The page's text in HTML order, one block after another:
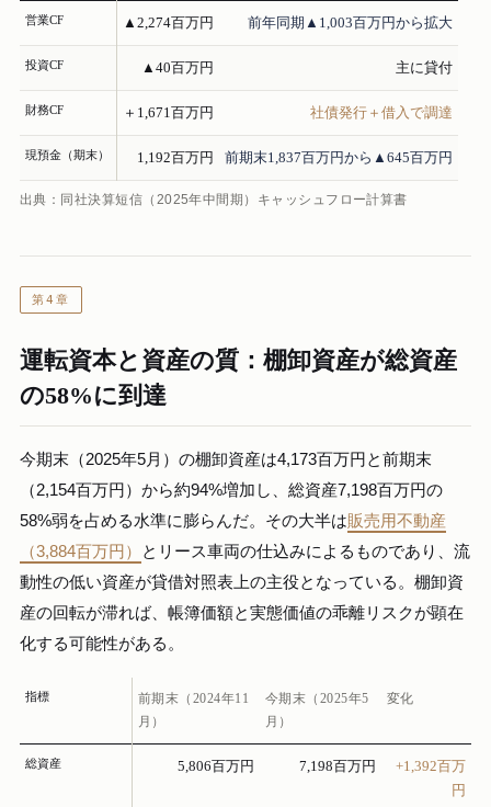
営業CF ▲2,274百万円 前年同期▲1,003百万円から拡大
投資CF ▲40百万円 主に貸付
財務CF ＋1,671百万円 社債発行＋借入で調達
現預金（期末） 1,192百万円 前期末1,837百万円から▲645百万円
出典：同社決算短信（2025年中間期）キャッシュフロー計算書
第4章
運転資本と資産の質：棚卸資産が総資産
の58%に到達
今期末（2025年5月）の棚卸資産は4,173百万円と前期末
（2,154百万円）から約94%増加し、総資産7,198百万円の
58%弱を占める水準に膨らんだ。その大半は販売用不動産
（3,884百万円）
とリース車両の仕込みによるものであり、流
動性の低い資産が貸借対照表上の主役となっている。棚卸資
産の回転が滞れば、帳簿価額と実態価値の乖離リスクが顕在
化する可能性がある。
指標
前期末（2024年11
月）
今期末（2025年5
月）
変化
総資産 5,806百万円 7,198百万円
+1,392百万
円